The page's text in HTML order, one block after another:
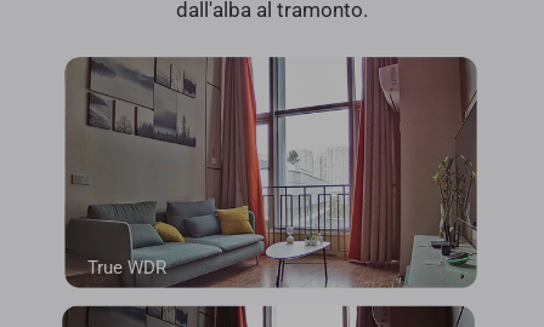
True WDR
dall'alba al tramonto.